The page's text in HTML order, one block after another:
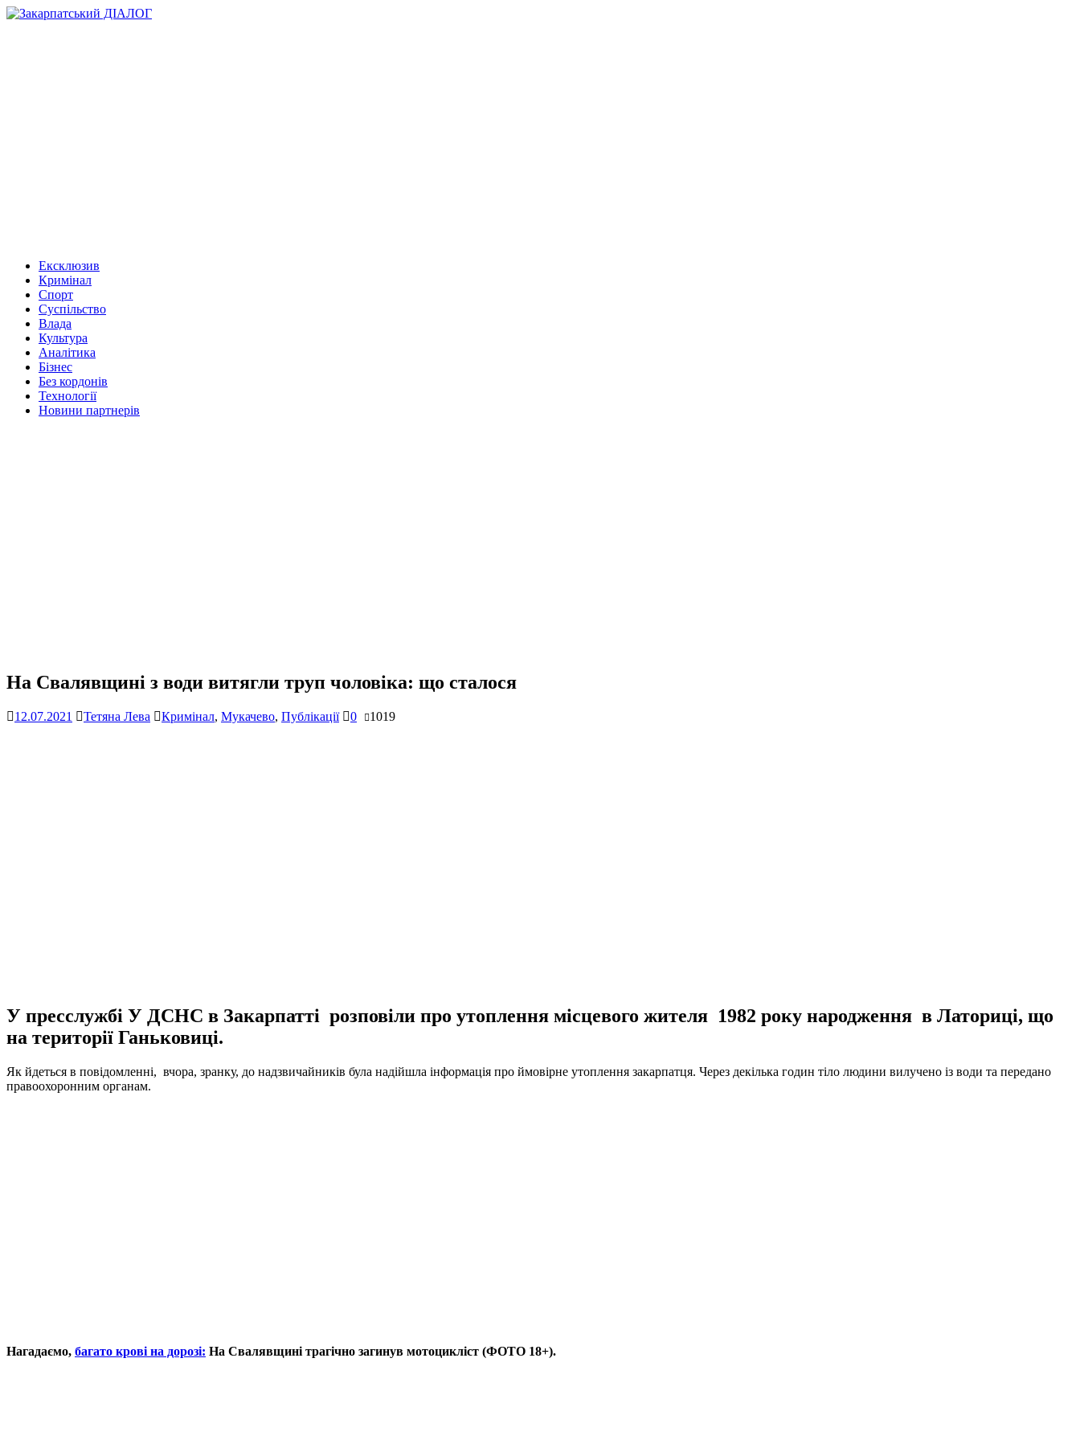
Ексклюзив
Кримінал
Спорт
Суспільство
Влада
Культура
Аналітика
Бізнес
Без кордонів
Технології
Новини партнерів
На Свалявщині з води витягли труп чоловіка: що сталося
12.07.2021 Тетяна Лева Кримінал, Мукачево, Публікації 0 1019
У пресслужбі У ДСНС в Закарпатті розповіли про утоплення місцевого жителя 1982 року народження в Латориці, що
на території Ганьковиці.
Як йдеться в повідомленні, вчора, зранку, до надзвичайників була надійшла інформація про ймовірне утоплення закарпатця. Через декілька годин тіло людини вилучено із води та передано
правоохоронним органам.
Нагадаємо, багато крові на дорозі: На Свалявщині трагічно загинув мотоцикліст (ФОТО 18+).